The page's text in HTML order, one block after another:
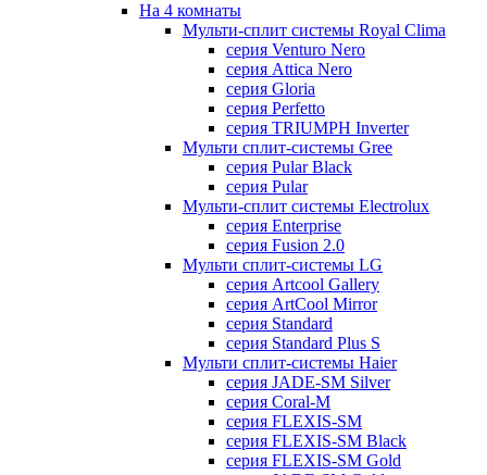
На 4 комнаты
Мульти-сплит системы Royal Clima
серия Venturo Nero
серия Attica Nero
серия Gloria
серия Perfetto
серия TRIUMPH Inverter
Мульти сплит-системы Gree
серия Pular Black
серия Pular
Мульти-сплит системы Electrolux
серия Enterprise
серия Fusion 2.0
Мульти сплит-системы LG
серия Artcool Gallery
серия ArtCool Mirror
серия Standard
серия Standard Plus S
Мульти сплит-системы Haier
серия JADE-SM Silver
серия Coral-M
серия FLEXIS-SM
серия FLEXIS-SM Black
серия FLEXIS-SM Gold